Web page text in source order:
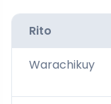
Rito
Warachikuy